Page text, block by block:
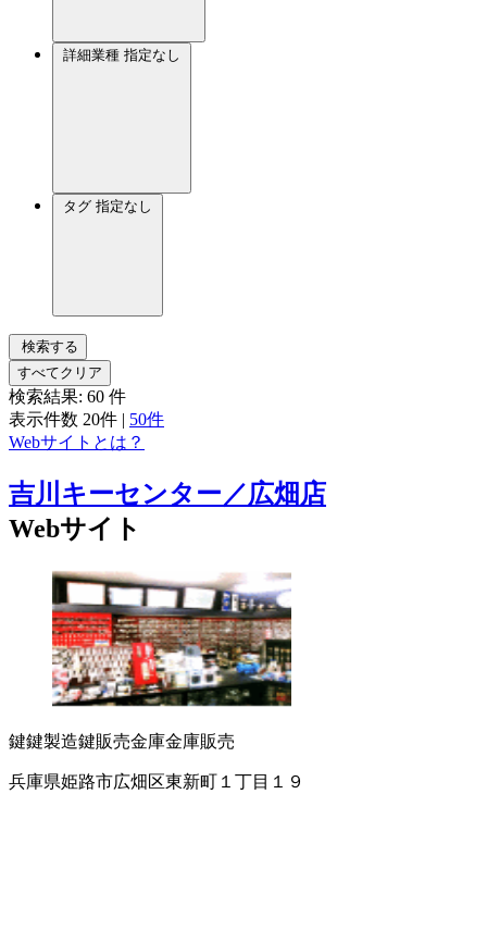
詳細業種 指定なし
タグ 指定なし
検索する
すべてクリア
検索結果: 60 件
表示件数 20件 | 50件
Webサイトとは？
吉川キーセンター／広畑店
Webサイト
鍵鍵製造鍵販売金庫金庫販売
兵庫県姫路市広畑区東新町１丁目１９